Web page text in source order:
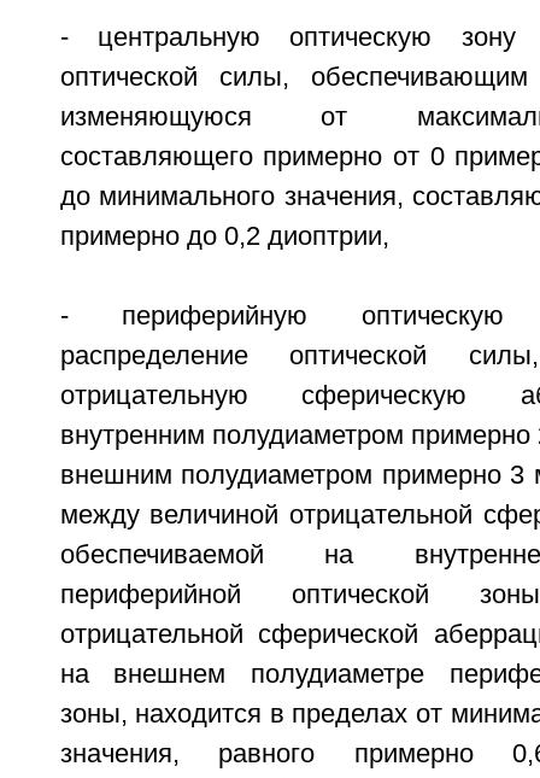
- центральную оптическую зону
оптической силы,
изменяющуюся от
составляющего примерно от 0
до минимального значения,
примерно до 0,2 диоптрии,
- периферийную
распределение оптической
отрицательную сферическую
внутренним полудиаметром
внешним полудиаметром примерно 3
между величиной отрицательной
обеспечиваемой на
периферийной оптической
отрицательной сферической
на внешнем полудиаметре
зоны, находится в пределах от
значения, равного примерно